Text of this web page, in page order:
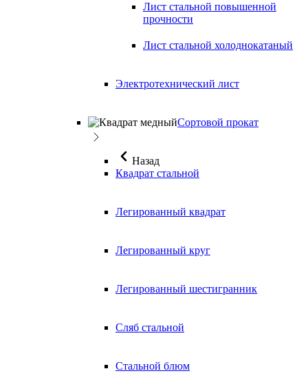
Лист стальной повышенной
прочности
Лист стальной холоднокатаный
Электротехнический лист
Сортовой прокат
Назад
Квадрат стальной
Легированный квадрат
Легированный круг
Легированный шестигранник
Сляб стальной
Стальной блюм